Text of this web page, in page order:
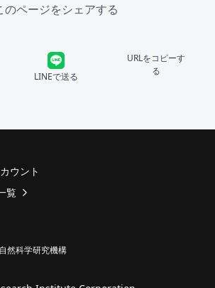
のページをシェアする
LINEで送る
URLをコピーす
る
ウント
覧
然科学研究機構